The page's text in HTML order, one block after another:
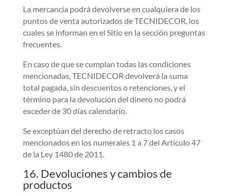
La mercancía podrá devolverse en cualquiera de los
puntos de venta autorizados de TECNIDECOR, los
cuales se informan en el Sitio en la sección preguntas
frecuentes.
En caso de que se cumplan todas las condiciones
mencionadas, TECNIDECOR devolverá la suma
total pagada, sin descuentos o retenciones, y el
término para la devolución del dinero no podrá
exceder de 30 días calendario.
Se exceptúan del derecho de retracto los casos
mencionados en los numerales 1 a 7 del Artículo 47
de la Ley 1480 de 2011.
16. Devoluciones y cambios de
productos